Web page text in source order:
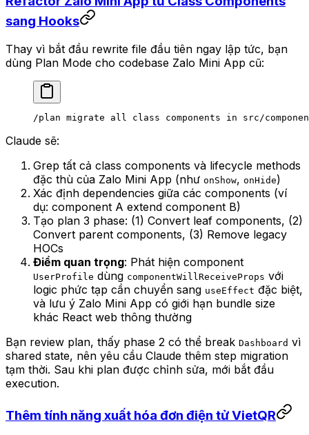
sang Hooks
Thay vì bắt đầu rewrite file đầu tiên ngay lập tức, bạn
dùng Plan Mode cho codebase Zalo Mini App cũ:
/plan migrate all class components in src/
Claude sẽ:
Grep tất cả class components và lifecycle methods
đặc thù của Zalo Mini App (như onShow, onHide)
Xác định dependencies giữa các components (ví
dụ: component A extend component B)
Tạo plan 3 phase: (1) Convert leaf components, (2)
Convert parent components, (3) Remove legacy
HOCs
Điểm quan trọng: Phát hiện component
UserProfile dùng componentWillReceiveProps với
logic phức tạp cần chuyển sang useEffect đặc biệt,
và lưu ý Zalo Mini App có giới hạn bundle size
khác React web thông thường
Bạn review plan, thấy phase 2 có thể break Dashboard vì
shared state, nên yêu cầu Claude thêm step migration
tạm thời. Sau khi plan được chỉnh sửa, mới bắt đầu
execution.
Thêm tính năng xuất hóa đơn điện tử VietQR